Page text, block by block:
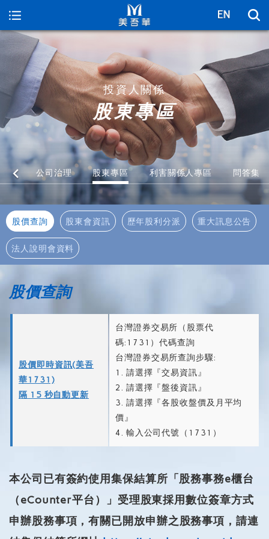
投資人關係
股東專區
訊 公司治理 股東專區 利害關係人專區 問答集
股價查詢 股東會資訊 歷年股利分派 重大訊息公告
法人說明會資料
股價查詢
股價即時資訊(美吾
華1731)
隔 15 秒自動更新
台灣證券交易所（股票代
碼:1731）代碼查詢
台灣證券交易所查詢步驟:
1. 請選擇『交易資訊』
2. 請選擇『盤後資訊』
3. 請選擇『各股收盤價及月平均
價』
4. 輸入公司代號（1731）
本公司已有簽約使用集保結算所「股務事務e櫃台
（eCounter平台）」受理股東採用數位簽章方式
申辦股務事項，有關已開放申辦之股務事項，請連